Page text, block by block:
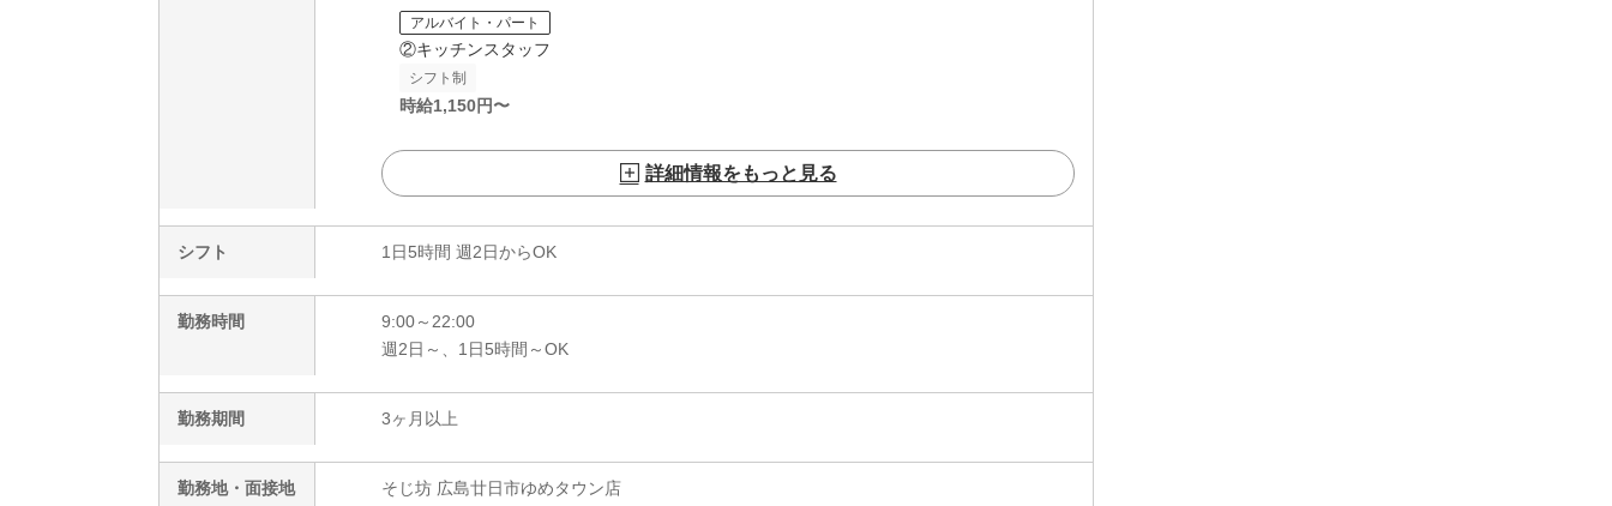
アルバイト・パート
②キッチンスタッフ
シフト制
時給1,150円〜
詳細情報をもっと見る
シフト 1日5時間 週2日からOK
勤務時間
9:00～22:00
週2日～、1日5時間～OK
勤務期間 3ヶ月以上
勤務地・面接地 そじ坊 広島廿日市ゆめタウン店